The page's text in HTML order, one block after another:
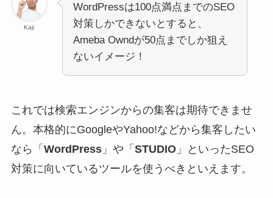
Kaji
WordPressは100点満点までのSEO
対策しかできないとすると、
Ameba Owndが50点までしか狙え
ないイメージ！
これでは検索エンジンからの集客は期待できませ
ん。本格的にGoogleやYahoo!などから集客したい
なら「 WordPress」や「 STUDIO」といったSEO
対策に向いているツールを使うべきといえます。